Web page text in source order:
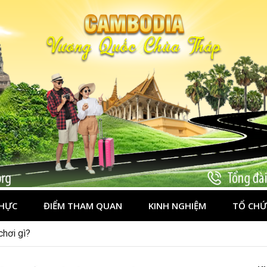
ĐIỂM THAM QUAN KINH NGHIỆM TỔ
đi mùa nào đẹp